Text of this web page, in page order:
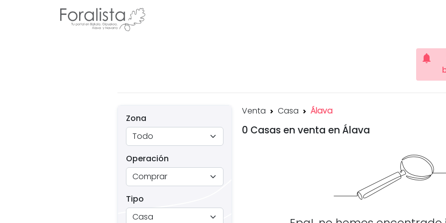
notifications
Zona
Operación
Tipo
Venta Casa Álava
0 Casas en venta en Álava